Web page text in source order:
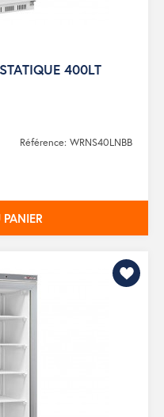
400LT
Référence: WRNS40LNBB